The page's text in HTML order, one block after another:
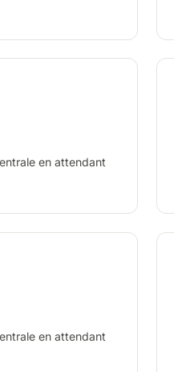
en attendant
en attendant